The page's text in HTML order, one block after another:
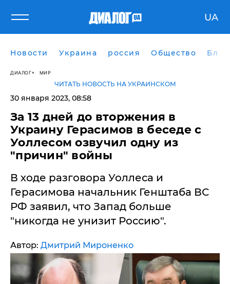
UA
Новости Украина россия Общество
ДИАЛОГ МИР
ЧИТАТЬ НОВОСТЬ НА УКРАИНСКОМ
30 января 2023, 08:58
​За 13 дней до вторжения в
Украину Герасимов в беседе с
Уоллесом озвучил одну из
"причин" войны
В ходе разговора Уоллеса и
Герасимова начальник Генштаба ВС
РФ заявил, что Запад больше
"никогда не унизит Россию".
Автор: Дмитрий Мироненко